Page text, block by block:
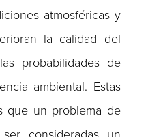
atmosféricas y
la calidad del
probabilidades de
ambiental. Estas
que un problema de